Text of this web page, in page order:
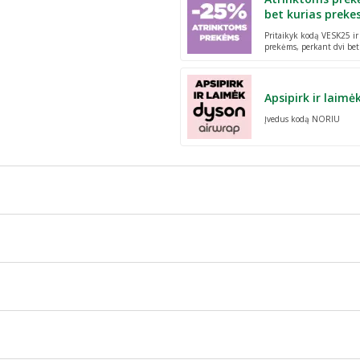
bet kurias
Pritaikyk kodą VESK25
prekėms, perkant dvi
Apsipirk ir
Įvedus kodą NORIU
ir kūnui. Nenaudokite priemonės ant odos, kuri stipriai sudirgusi
TRIGLYCERIDE, GLYCERIN, SODIUM POLYACRYLATE,
DIPOTASSIUM GLYCYRRHIZATE, SODIUM CITRATE,